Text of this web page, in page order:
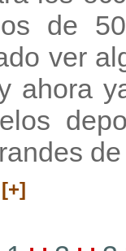
de
ver
ahora